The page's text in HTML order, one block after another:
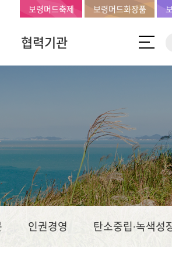
협력기관
보령머드축제 보령머드화장품
인권경영 탄소중립∙녹색성